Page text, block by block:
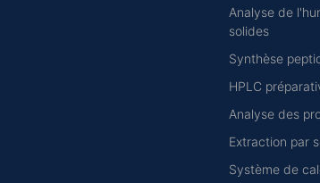
Analyse de
solides
Synthèse
HPLC
Analyse des
Extraction par
Système de